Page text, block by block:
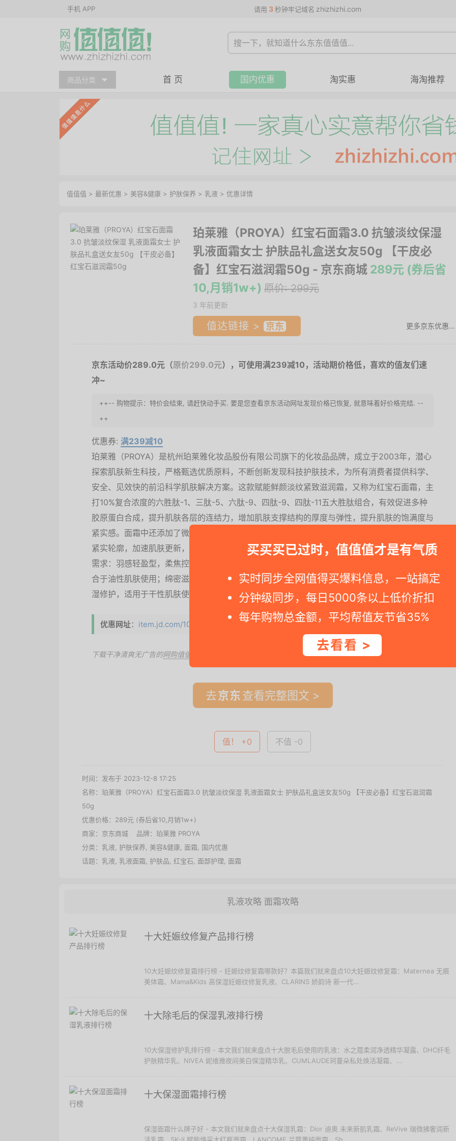
手机 APP 请用 3 秒钟牢记域名 zhizhizhi.com
商品分类 首 页 国内优惠 淘实惠 海淘推荐
买买买已过时，值值值才是有气质
实时同步全网值得买爆料信息，一站搞定
分钟级同步，每日5000条以上低价折扣
每年购物总金额，平均帮值友节省35%
去看看 >
值值值 > 最新优惠 > 美容&健康 > 护肤保养 > 乳液 > 优惠详情
珀莱雅（PROYA）红宝石面霜3.0 抗皱淡纹保湿
乳液面霜女士 护肤品礼盒送女友50g 【干皮必
备】红宝石滋润霜50g - 京东商城 289元 (券后省
10,月销1w+) 原价: 299元
3 年前更新
值达链接 > 更多京东优惠...
京东活动价289.0元（原价299.0元），可使用满239减10，活动期价格低，喜欢的值友们速
冲~
++-- 购物提示：特价会结束, 请赶快动手买. 要是您查看京东活动网址发现价格已恢复, 就意味着好价格完结. --
++
优惠券: 满239减10
珀莱雅（PROYA）是杭州珀莱雅化妆品股份有限公司旗下的化妆品品牌，成立于2003年，潜心
探索肌肤新生科技，严格甄选优质原料，不断创新发现科技护肤技术，为所有消费者提供科学、
安全、见效快的前沿科学肌肤解决方案。这款赋能鲜颜淡纹紧致滋润霜，又称为红宝石面霜，主
打10%复合浓度的六胜肽-1、三肽-5、六肽-9、四肽-9、四肽-11五大胜肽组合，有效促进多种
胶原蛋白合成，提升肌肤各层的连结力，增加肌肤支撑结构的厚度与弹性，提升肌肤的饱满度与
紧实感。面霜中还添加了微红藻、蛋白聚糖、玻尿酸胜肽、乳酸菌酵素等成份，可以舒缓保湿，
紧实轮廓，加速肌肤更新，整体提升肌肤的年轻感与光泽度。面霜具有两种质地，满足不同肤质
需求：羽感轻盈型，柔焦控油因子，毛孔柔焦，一抹哑光，羽感呼吸微粒，不黏不闷不搓泥；适
合于油性肌肤使用；绵密滋润型，柔润奶油质地，一抹丝滑，润而不腻，满蕴滋养能量，卓效保
湿修护，适用于干性肌肤使用。
优惠网址： item.jd.com/10031892728476.....
下载干净清爽无广告的网购值值值App ，第一时间得到内部特价；点此领取隐藏优惠券，先领券再下单。
去 查看完整图文 >
值！ +0 不值 -0
时间：发布于 2023-12-8 17:25
名称： 珀莱雅（PROYA）红宝石面霜3.0 抗皱淡纹保湿 乳液面霜女士 护肤品礼盒送女友50g 【干皮必备】红宝石滋润霜
50g
优惠价格： 289元 (券后省10,月销1w+)
商家： 京东商城 品牌： 珀莱雅 PROYA
分类： 乳液 护肤保养 美容&健康 面霜
国内优惠
话题： 乳液 乳液面霜 护肤品 红宝石 面部护理 面霜
乳液攻略 面霜攻略
十大妊娠纹修复产品排行榜
10大妊娠纹修复霜排行榜 - 妊娠纹修复霜哪款好？本篇我们就来盘点10大妊娠纹修复霜：Maternea 无痕
美体霜、Mama&Kids 高保湿妊娠纹修复乳液、CLARINS 娇韵诗 新一代...
十大除毛后的保湿乳液排行榜
10大保湿修护乳排行榜 - 本文我们就来盘点十大脱毛后使用的乳液：水之蔻柔润净透精华凝露、DHC纤毛
护肤精华乳、NIVEA 妮维雅夜间美白保湿精华乳、CUMLAUDE珂蔓朵私处焕活凝霜、...
十大保湿面霜排行榜
保湿面霜什么牌子好 - 本文我们就来盘点十大保湿乳霜：Dior 迪奥 未来新肌乳霜、ReVive 瑞微拂奢润新